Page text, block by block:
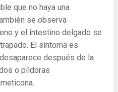
que no haya una
se observa
y el intestino delgado se
El síntoma es
después de la
o píldoras